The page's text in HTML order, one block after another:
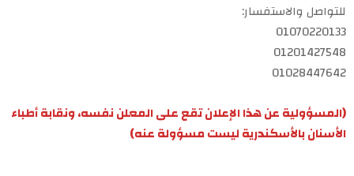
للتواصل والاستفسار:
01070220133
01201427548
01028447642
(المسؤولية عن هذا الإعلان تقع على المعلن نفسه، ونقابة أطباء
الأسنان بالأسكندرية ليست مسؤولة عنه)